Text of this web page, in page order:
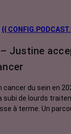
{{
Justine
cancer du sein en
subi de lourds
à terme. Un